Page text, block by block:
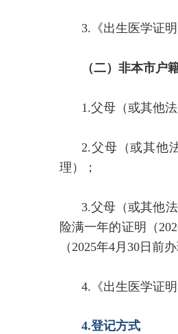
3.《出生医学证明
（二）非本市户
1.父母（或其他
2.父母（或其他
理）；
3.父母（或其他
险满一年的证明（
（2025年4月30日前
4.《出生医学证明
4.登记方式